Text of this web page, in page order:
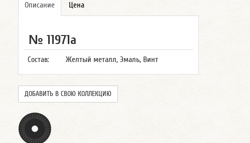
Описание Цена
№ 11971а
Состав: Желтый металл, Эмаль, Винт
ДОБАВИТЬ В СВОЮ КОЛЛЕКЦИЮ